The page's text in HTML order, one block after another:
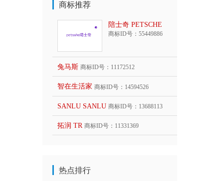
商标推荐
陪士奇 PETSCHE
商标ID号：55449886
兔马斯 商标ID号：11172512
智在生活家 商标ID号：14594526
SANLU SANLU 商标ID号：13688113
拓润 TR 商标ID号：11331369
热点排行